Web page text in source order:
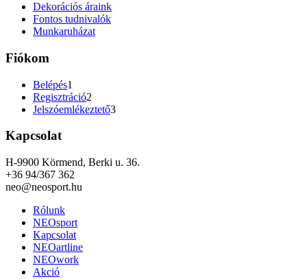
Dekorációs áraink
Fontos tudnivalók
Munkaruházat
Fiókom
Belépés1
Regisztráció2
Jelszóemlékeztető3
Kapcsolat
H-9900 Körmend, Berki u. 36.
+36 94/367 362
neo@neosport.hu
Rólunk
NEOsport
Kapcsolat
NEOartline
NEOwork
Akció